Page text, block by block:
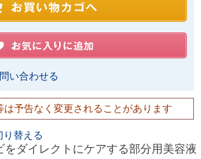
い合わせる
予告なく変更されることがあります
り替える
ダイレクトにケアする部分用美容液